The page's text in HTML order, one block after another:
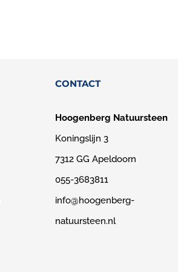
CONTACT
Hoogenberg Natuursteen
Koningslijn 3
7312 GG Apeldoorn
055-3683811
info@hoogenberg-
natuursteen.nl